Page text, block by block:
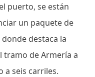
puerto, se están
un paquete de
destaca la
tramo de Armería a
a seis carriles.